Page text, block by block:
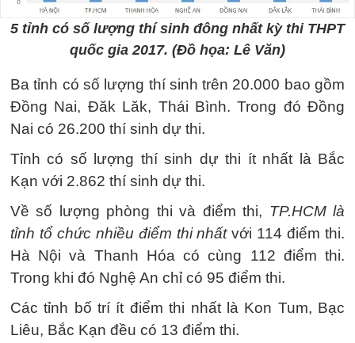
5 tỉnh có số lượng thí sinh đông nhất kỳ thi THPT
quốc gia 2017. (Đồ họa: Lê Văn)
Ba tỉnh có số lượng thí sinh trên 20.000 bao gồm
Đồng Nai, Đăk Lăk, Thái Bình. Trong đó Đồng
Nai có 26.200 thí sinh dự thi.
Tỉnh có số lượng thí sinh dự thi ít nhất là Bắc
Kạn với 2.862 thí sinh dự thi.
Về số lượng phòng thi và điểm thi, TP.HCM là
tỉnh tổ chức nhiều điểm thi nhấtvới 114 điểm thi.
Hà Nội và Thanh Hóa có cùng 112 điểm thi.
Trong khi đó Nghệ An chỉ có 95 điểm thi.
Các tỉnh bố trí ít điểm thi nhất là Kon Tum, Bạc
Liêu, Bắc Kạn đều có 13 điểm thi.